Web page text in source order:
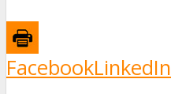
FacebookLinkedIn